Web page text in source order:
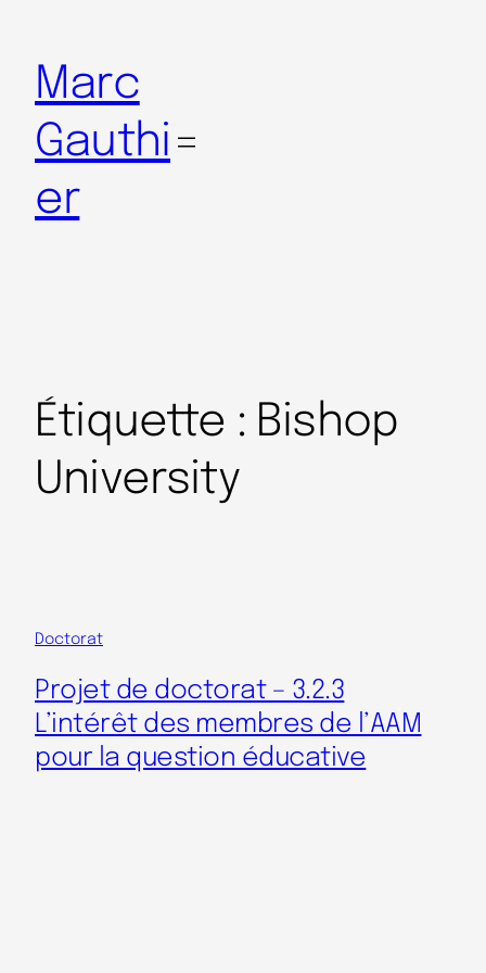
Marc
Gauthi
er
Étiquette : Bishop
University
Doctorat
Projet de doctorat – 3.2.3
L’intérêt des membres de l’AAM
pour la question éducative